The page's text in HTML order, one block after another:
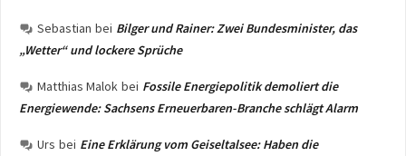
Sebastian bei Bilger und Rainer: Zwei Bundesminister, das
„Wetter“ und lockere Sprüche
Matthias Malok bei Fossile Energiepolitik demoliert die
Energiewende: Sachsens Erneuerbaren-Branche schlägt Alarm
Urs bei Eine Erklärung vom Geiseltalsee: Haben die